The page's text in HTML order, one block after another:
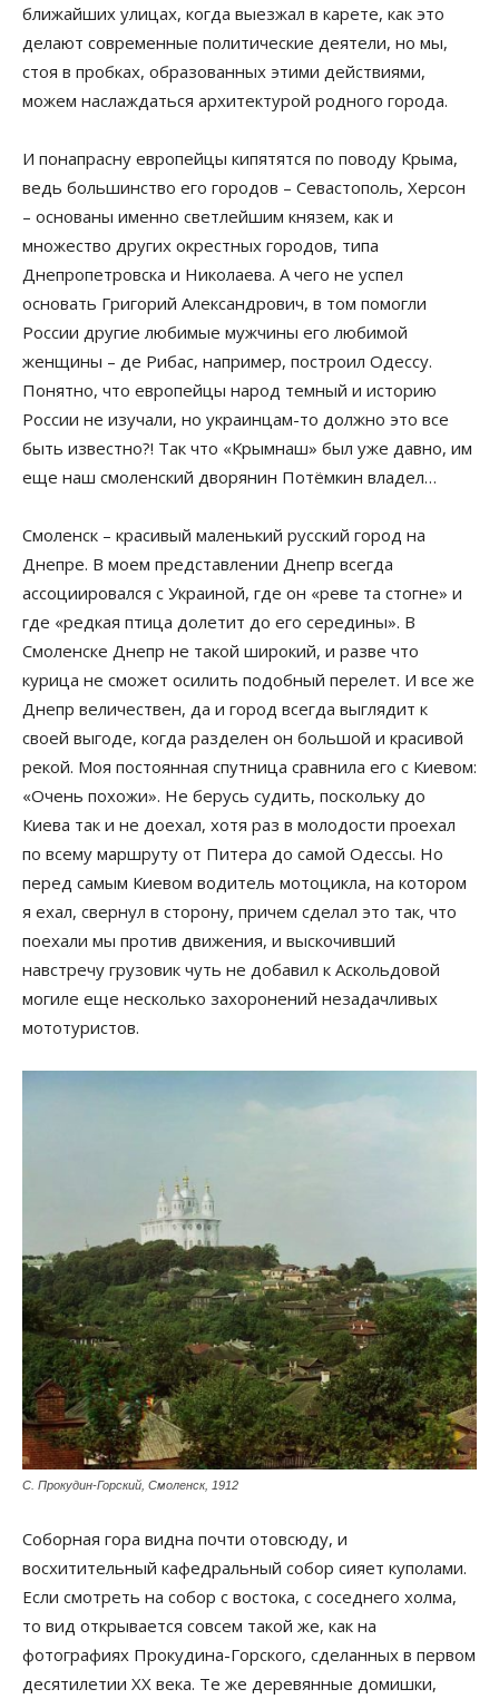
ближайших улицах, когда выезжал в карете, как это
делают современные политические деятели, но мы,
стоя в пробках, образованных этими действиями,
можем наслаждаться архитектурой родного города.
И понапрасну европейцы кипятятся по поводу Крыма,
ведь большинство его городов – Севастополь, Херсон
– основаны именно светлейшим князем, как и
множество других окрестных городов, типа
Днепропетровска и Николаева. А чего не успел
основать Григорий Александрович, в том помогли
России другие любимые мужчины его любимой
женщины – де Рибас, например, построил Одессу.
Понятно, что европейцы народ темный и историю
России не изучали, но украинцам-то должно это все
быть известно?! Так что «Крымнаш» был уже давно, им
еще наш смоленский дворянин Потёмкин владел…
Смоленск – красивый маленький русский город на
Днепре. В моем представлении Днепр всегда
ассоциировался с Украиной, где он «реве та стогне» и
где «редкая птица долетит до его середины». В
Смоленске Днепр не такой широкий, и разве что
курица не сможет осилить подобный перелет. И все же
Днепр величествен, да и город всегда выглядит к
своей выгоде, когда разделен он большой и красивой
рекой. Моя постоянная спутница сравнила его с Киевом:
«Очень похожи». Не берусь судить, поскольку до
Киева так и не доехал, хотя раз в молодости проехал
по всему маршруту от Питера до самой Одессы. Но
перед самым Киевом водитель мотоцикла, на котором
я ехал, свернул в сторону, причем сделал это так, что
поехали мы против движения, и выскочивший
навстречу грузовик чуть не добавил к Аскольдовой
могиле еще несколько захоронений незадачливых
мототуристов.
С. Прокудин-Горский, Смоленск, 1912
Соборная гора видна почти отовсюду, и
восхитительный кафедральный собор сияет куполами.
Если смотреть на собор с востока, с соседнего холма,
то вид открывается совсем такой же, как на
фотографиях Прокудина-Горского, сделанных в первом
десятилетии ХХ века. Те же деревянные домишки,